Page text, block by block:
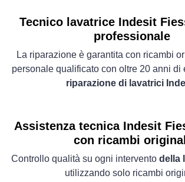
Tecnico lavatrice Indesit
professionale
La riparazione è garantita con ricambi
personale qualificato con oltre 20 anni di
riparazione di lavatrici
Assistenza tecnica Indesit
con ricambi
Controllo qualità su ogni intervento della
utilizzando solo ricambi